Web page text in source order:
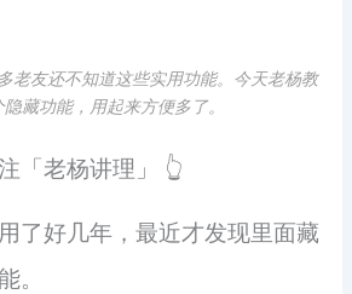
老友还不知道这些实用功能。今天老杨教
隐藏功能，用起来方便多了。
「老杨讲理」 👆
了好几年，最近才发现里面藏
。